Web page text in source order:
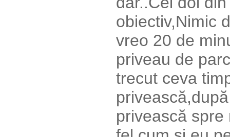
obiectiv,Nimic
vreo 20 de
priveau de
trecut ceva
privească